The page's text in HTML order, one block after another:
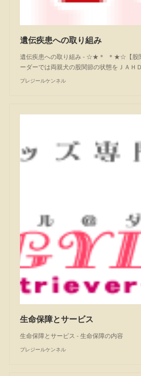
遺伝疾患への取り組み
遺伝疾患への取り組み - ☆★＊ ＊★☆【股
ーダーでは両親犬の股関節の状態をＪＡＨ
プレジールケンネル
生命保障とサービス
生命保障とサービス - 生命保障の内容
プレジールケンネル